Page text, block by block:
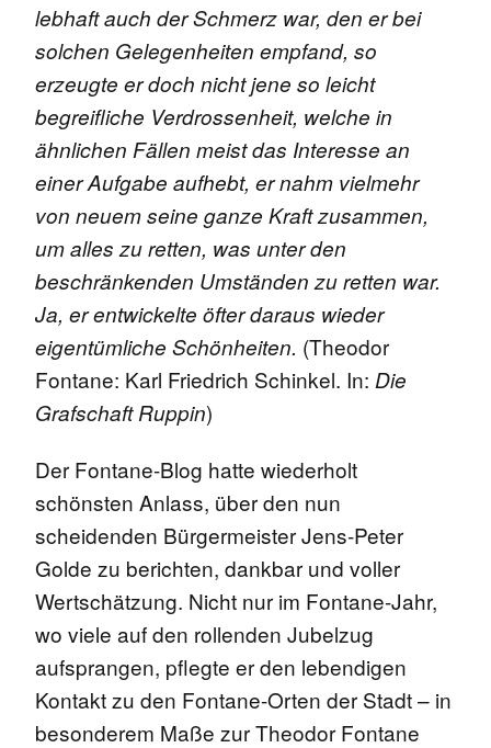
lebhaft auch der Schmerz war, den er bei
solchen Gelegenheiten empfand, so
erzeugte er doch nicht jene so leicht
begreifliche Verdrossenheit, welche in
ähnlichen Fällen meist das Interesse an
einer Aufgabe aufhebt, er nahm vielmehr
von neuem seine ganze Kraft zusammen,
um alles zu retten, was unter den
beschränkenden Umständen zu retten war.
Ja, er entwickelte öfter daraus wieder
eigentümliche Schönheiten. (Theodor
Fontane: Karl Friedrich Schinkel. In: Die
Grafschaft Ruppin)
Der Fontane-Blog hatte wiederholt
schönsten Anlass, über den nun
scheidenden Bürgermeister Jens-Peter
Golde zu berichten, dankbar und voller
Wertschätzung. Nicht nur im Fontane-Jahr,
wo viele auf den rollenden Jubelzug
aufsprangen, pflegte er den lebendigen
Kontakt zu den Fontane-Orten der Stadt – in
besonderem Maße zur Theodor Fontane